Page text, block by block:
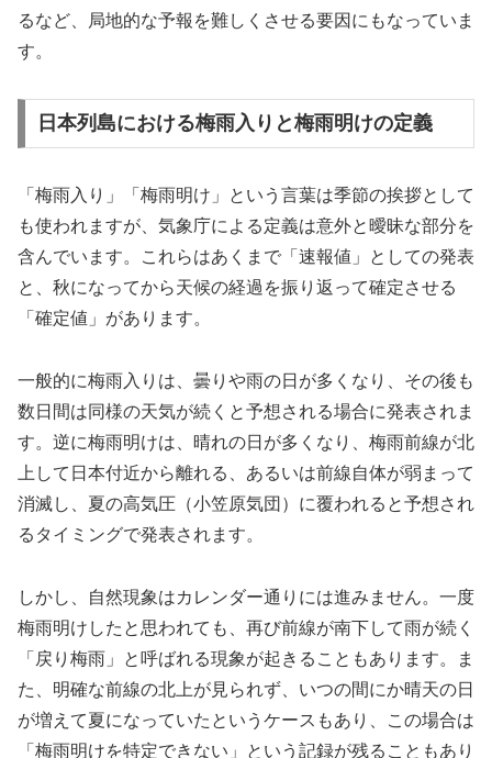
るなど、局地的な予報を難しくさせる要因にもなっていま
す。
日本列島における梅雨入りと梅雨明けの定義
「梅雨入り」「梅雨明け」という言葉は季節の挨拶として
も使われますが、気象庁による定義は意外と曖昧な部分を
含んでいます。これらはあくまで「速報値」としての発表
と、秋になってから天候の経過を振り返って確定させる
「確定値」があります。
一般的に梅雨入りは、曇りや雨の日が多くなり、その後も
数日間は同様の天気が続くと予想される場合に発表されま
す。逆に梅雨明けは、晴れの日が多くなり、梅雨前線が北
上して日本付近から離れる、あるいは前線自体が弱まって
消滅し、夏の高気圧（小笠原気団）に覆われると予想され
るタイミングで発表されます。
しかし、自然現象はカレンダー通りには進みません。一度
梅雨明けしたと思われても、再び前線が南下して雨が続く
「戻り梅雨」と呼ばれる現象が起きることもあります。ま
た、明確な前線の北上が見られず、いつの間にか晴天の日
が増えて夏になっていたというケースもあり、この場合は
「梅雨明けを特定できない」という記録が残ることもあり